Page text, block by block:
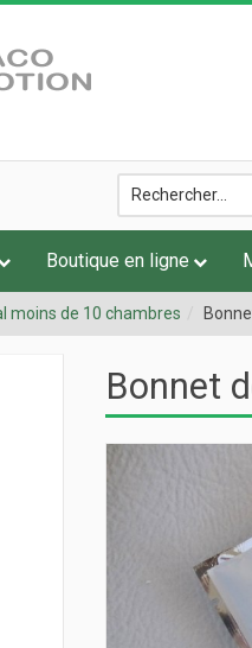
Boutique en ligne
moins de 10 chambres
Bonnet